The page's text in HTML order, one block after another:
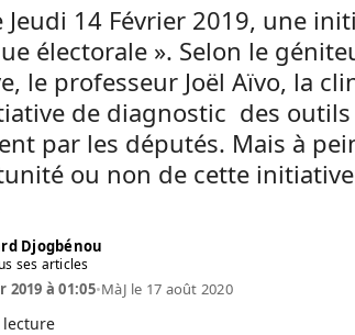
Jeudi 14 Février 2019, une
électorale ». Selon le
le professeur Joël Aïvo, la
de diagnostic des
par les députés. Mais à
ou non de cette
Djogbénou
ses articles
2019 à 01:05•MàJ le 17 août 2020